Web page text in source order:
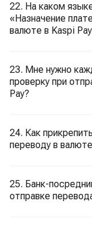
22. На каком
«Назначение
валюте в Kaspi
23. Мне нужно
проверку при
Pay?
24. Как
переводу в
25. Банк-
отправке